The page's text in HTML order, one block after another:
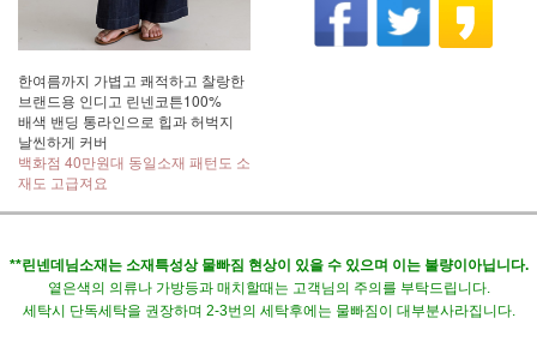
한여름까지 가볍고 쾌적하고 찰랑한
브랜드용 인디고 린넨코튼100%
배색 밴딩 통라인으로 힙과 허벅지
날씬하게 커버
백화점 40만원대 동일소재 패턴도 소
재도 고급져요
**린넨데님소재는 소재특성상 물빠짐 현상이 있을 수 있으며 이는 불량이아닙니다.
옅은색의 의류나 가방등과 매치할때는 고객님의 주의를 부탁드립니다.
세탁시 단독세탁을 권장하며 2-3번의 세탁후에는 물빠짐이 대부분사라집니다.